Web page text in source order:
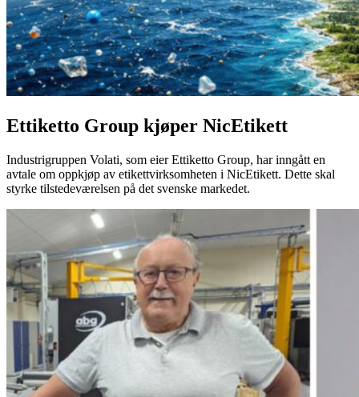
Ettiketto Group kjøper NicEtikett
Industrigruppen Volati, som eier Ettiketto Group, har inngått en
avtale om oppkjøp av etikettvirksomheten i NicEtikett. Dette skal
styrke tilstedeværelsen på det svenske markedet.